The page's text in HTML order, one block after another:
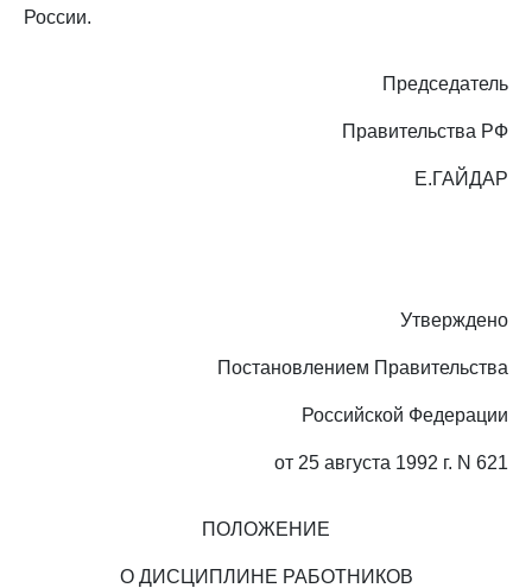
России.
Председатель
Правительства РФ
Е.ГАЙДАР
Утверждено
Постановлением Правительства
Российской Федерации
от 25 августа 1992 г. N 621
ПОЛОЖЕНИЕ
О ДИСЦИПЛИНЕ РАБОТНИКОВ